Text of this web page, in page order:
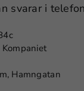
svarar i
Hamngatan